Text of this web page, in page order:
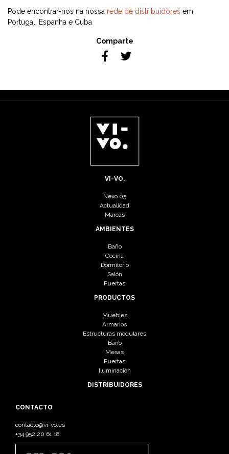
Pode encontrar-nos na nossa rede de distribuidores em
Portugal, Espanha e Cuba
Comparte
VI-VO.
Nexo 05
Actualidad
Marcas
AMBIENTES
Baño
Cocina
Dormitorio
Salón
Puertas
PRODUCTOS
Muebles
Armarios
Estructuras modulares
Baño
Mesas
Puertas
Iluminación
DISTRIBUIDORES
CONTACTO
contacto@vi-vo.es
+34 952 20 61 18